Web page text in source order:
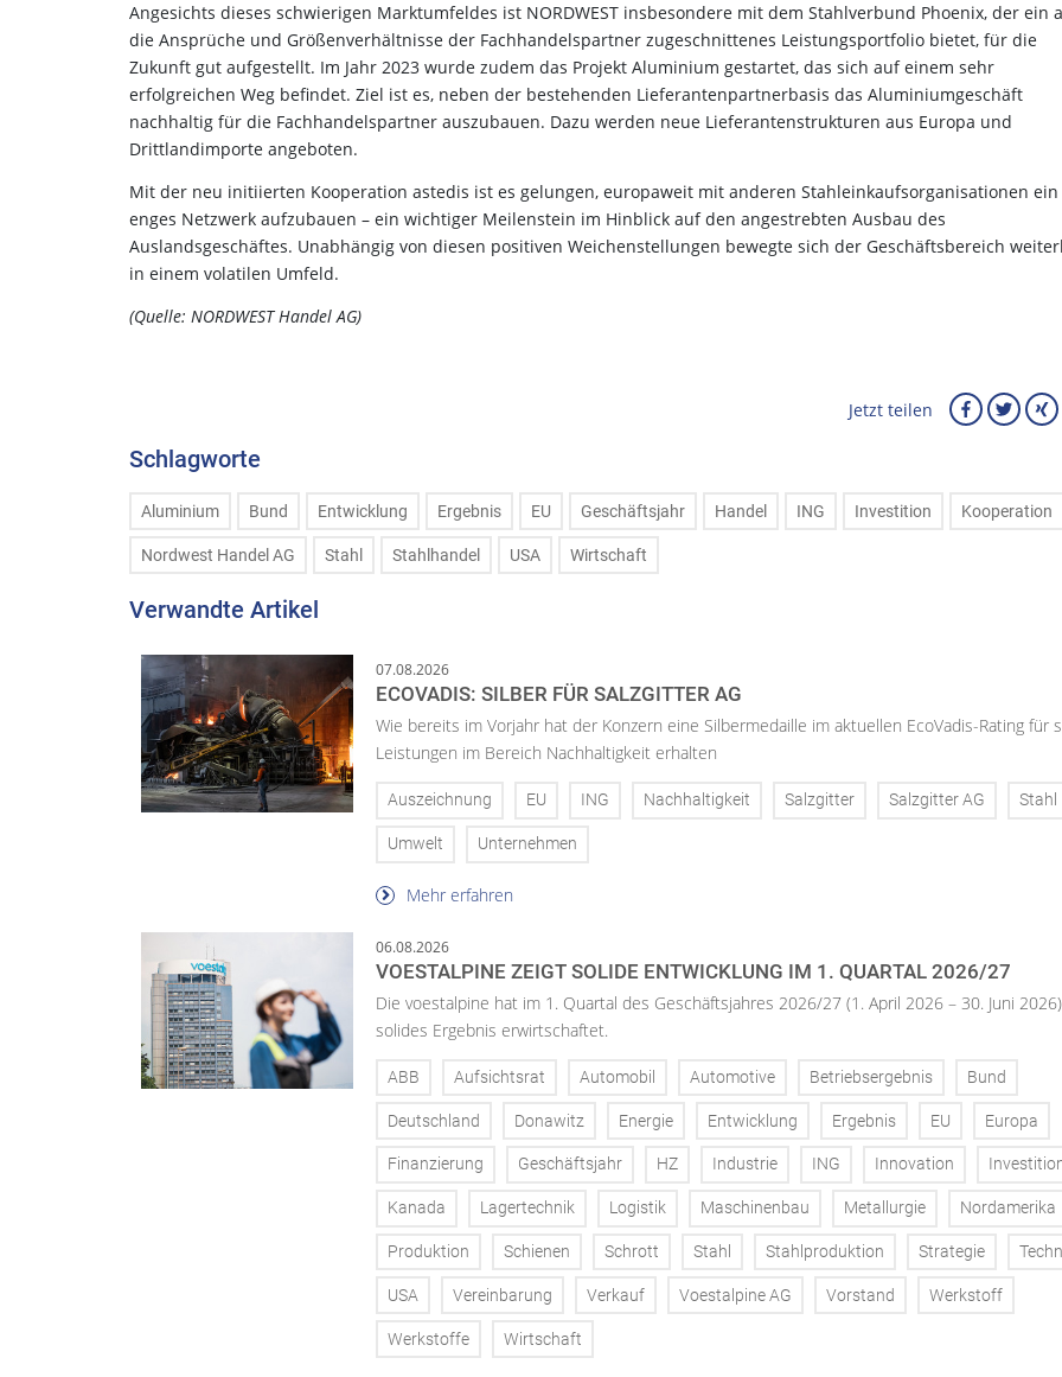
Angesichts dieses schwierigen Marktumfeldes ist NORDWEST insbesondere mit dem Stahlverbund Phoenix, der ein
die Ansprüche und Größenverhältnisse der Fachhandelspartner zugeschnittenes Leistungsportfolio bietet, für die
Zukunft gut aufgestellt. Im Jahr 2023 wurde zudem das Projekt Aluminium gestartet, das sich auf einem sehr
erfolgreichen Weg befindet. Ziel ist es, neben der bestehenden Lieferantenpartnerbasis das Aluminiumgeschäft
nachhaltig für die Fachhandelspartner auszubauen. Dazu werden neue Lieferantenstrukturen aus Europa und
Drittlandimporte angeboten.
Mit der neu initiierten Kooperation astedis ist es gelungen, europaweit mit anderen Stahleinkaufsorganisationen ein
enges Netzwerk aufzubauen – ein wichtiger Meilenstein im Hinblick auf den angestrebten Ausbau des
Auslandsgeschäftes. Unabhängig von diesen positiven Weichenstellungen bewegte sich der Geschäftsbereich
in einem volatilen Umfeld.
(Quelle: NORDWEST Handel AG)
Jetzt teilen
Schlagworte
Aluminium Bund Entwicklung Ergebnis EU Geschäftsjahr Handel ING Investition Kooperation
Nordwest Handel AG Stahl Stahlhandel USA Wirtschaft
Verwandte Artikel
07.08.2026
ECOVADIS: SILBER FÜR SALZGITTER AG
Wie bereits im Vorjahr hat der Konzern eine Silbermedaille im aktuellen EcoVadis-Rating für
Leistungen im Bereich Nachhaltigkeit erhalten
Auszeichnung EU ING Nachhaltigkeit Salzgitter Salzgitter AG Stahl
Umwelt Unternehmen
Mehr erfahren
06.08.2026
VOESTALPINE ZEIGT SOLIDE ENTWICKLUNG IM 1. QUARTAL 2026/27
Die voestalpine hat im 1. Quartal des Geschäftsjahres 2026/27 (1. April 2026 – 30. Juni
solides Ergebnis erwirtschaftet.
ABB Aufsichtsrat Automobil Automotive Betriebsergebnis Bund
Deutschland Donawitz Energie Entwicklung Ergebnis EU Europa
Finanzierung Geschäftsjahr HZ Industrie ING Innovation
Kanada Lagertechnik Logistik Maschinenbau Metallurgie Nordamerika
Produktion Schienen Schrott Stahl Stahlproduktion Strategie
USA Vereinbarung Verkauf Voestalpine AG Vorstand Werkstoff
Werkstoffe Wirtschaft